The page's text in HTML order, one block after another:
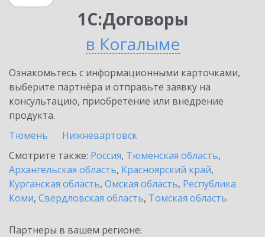
1С:Договоры
в Когалыме
Ознакомьтесь с информационными карточками,
выберите партнёра и отправьте заявку на
консультацию, приобретение или внедрение
продукта.
Тюмень
Нижневартовск
Смотрите также: Россия, Тюменская область,
Архангельская область, Красноярский край,
Курганская область, Омская область, Республика
Коми, Свердловская область, Томская область
Партнеры в вашем регионе: